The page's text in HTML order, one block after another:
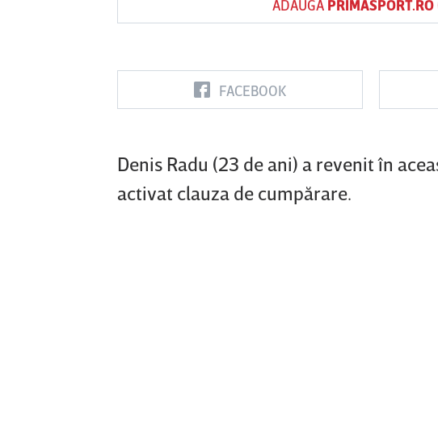
ADAUGĂ PRIMASPORT.RO
FACEBOOK
Denis Radu (23 de ani) a revenit în
activat clauza de cumpărare.
Vs Vs